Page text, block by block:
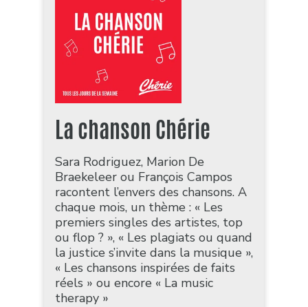
La chanson Chérie
Sara Rodriguez, Marion De
Braekeleer ou François Campos
racontent l’envers des chansons. A
chaque mois, un thème : « Les
premiers singles des artistes, top
ou flop ? », « Les plagiats ou quand
la justice s’invite dans la musique »,
« Les chansons inspirées de faits
réels » ou encore « La music
therapy »